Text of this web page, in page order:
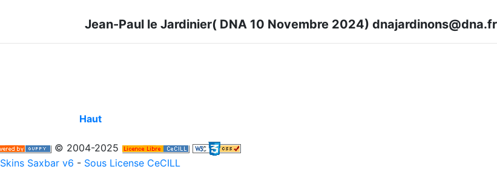
Jean-Paul le Jardinier( DNA 10 Novembre 2024) dnajardinons@dna.fr
Haut
© 2004-2025
Skins Saxbar v6 - Sous License CeCILL